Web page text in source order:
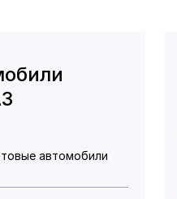
автомобили